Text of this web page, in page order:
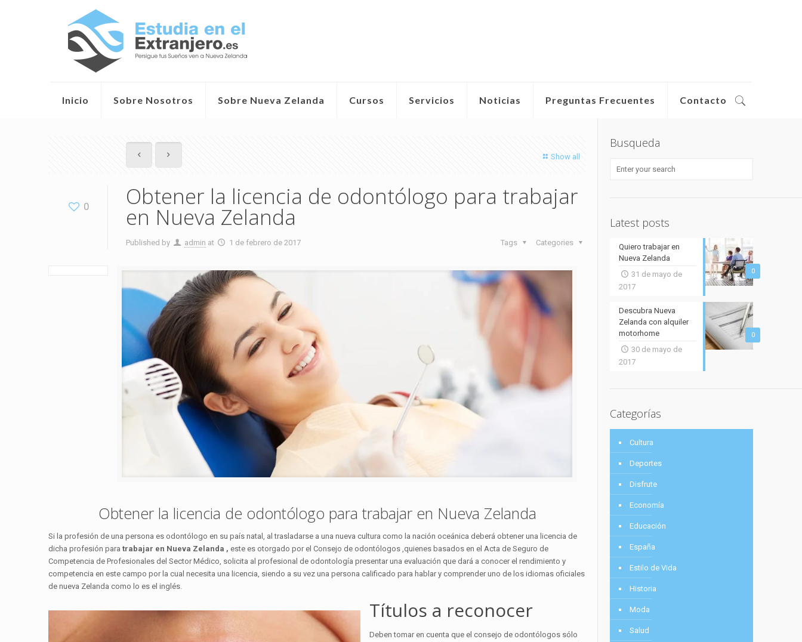
Inicio Sobre Nosotros Sobre Nueva Zelanda Cursos Servicios Noticias Preguntas Frecuentes Contacto
Show all
0 Obtener la licencia de odontólogo para trabajar
en Nueva Zelanda
Published by admin at 1 de febrero de 2017 Categories
Tags
Obtener la licencia de odontólogo para trabajar en Nueva Zelanda
Si la profesión de una persona es odontólogo en su país natal, al trasladarse a una nueva cultura como la nación oceánica deberá obtener una licencia de
dicha profesión paratrabajar en Nueva Zelanda , este es otorgado por el Consejo de odontólogos ,quienes basados en el Acta de Seguro de
Competencia de Profesionales del Sector Médico, solicita al profesional de odontología presentar una evaluación que dará a conocer el rendimiento y
competencia en este campo por la cual necesita una licencia, siendo a su vez una persona calificado para hablar y comprender uno de los idiomas oficiales
de nueva Zelanda como lo es el inglés.
Títulos a reconocer
Deben tomar en cuenta que el consejo de odontólogos sólo
Busqueda
Latest posts
0
Quiero trabajar en
Nueva Zelanda
31 de mayo de
2017
0
Descubra Nueva
Zelanda con alquiler
motorhome
30 de mayo de
2017
Categorías
Cultura
Deportes
Disfrute
Economía
Educación
España
Estilo de Vida
Historia
Moda
Salud